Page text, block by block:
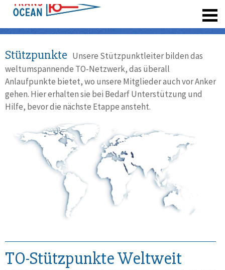
Stützpunkte Unsere Stützpunktleiter bilden das
weltumspannende TO-Netzwerk, das überall
Anlaufpunkte bietet, wo unsere Mitglieder auch vor Anker
gehen. Hier erhalten sie bei Bedarf Unterstützung und
Hilfe, bevor die nächste Etappe ansteht.
TO-Stützpunkte Weltweit